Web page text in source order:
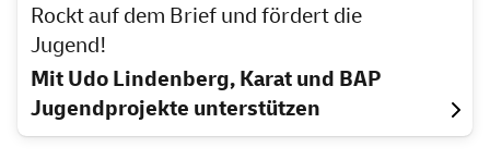
Rockt auf dem Brief und fördert die
Jugend!
Mit Udo Lindenberg, Karat und BAP
Jugendprojekte unterstützen